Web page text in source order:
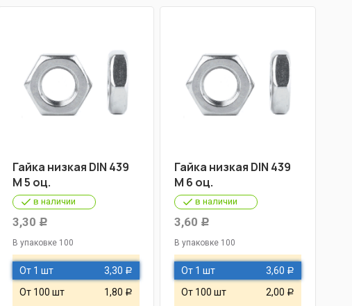
Гайка низкая DIN 439
М 5 оц.
в наличии
3,30 Р
В упаковке 100
От 1 шт 3,30 Р
От 100 шт 1,80 Р
Гайка низкая DIN 439
М 6 оц.
в наличии
3,60 Р
В упаковке 100
От 1 шт 3,60 Р
От 100 шт 2,00 Р